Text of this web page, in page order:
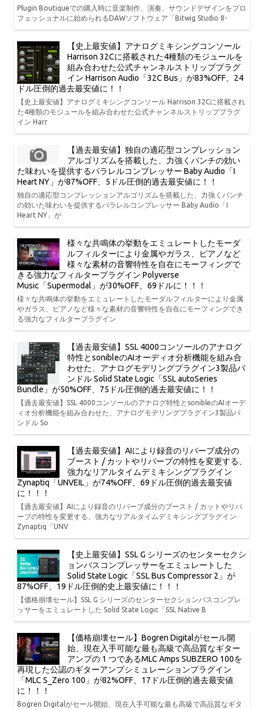
Plugin Boutiqueでの購入時に音楽制作、演奏、サウンドデザインをプロ
フェッショナルに始められるDAWソフトウェア「Bitwig Studio 8-
【史上最安値】アナログミキシングコンソール
Harrison 32Cに搭載された4種類のモジュールを
組み合わせた公式チャンネルストリッププラグ
イン Harrison Audio「32C Bus」が83%OFF、24
ドル圧倒的過去最安値に！！
【史上最安値】アナログミキシングコンソール Harrison 32Cに搭載され
た4種類のモジュールを組み合わせた公式チャンネルストリッププラグ
イン Harr
【過去最安値】独自の適応型コンプレッション
アルゴリズムを搭載した、力強くパンチの効い
た味わいを提供するパラレルコンプレッサー Baby Audio「I
Heart NY」が87%OFF、5ドル圧倒的過去最安値に！！
独自の適応型コンプレッションアルゴリズムを搭載した、力強くパンチ
の効いた味わいを提供するパラレルコンプレッサー Baby Audio「I
Heart NY」が
様々な共鳴体の挙動をエミュレートしたモーダ
ルフィルターにより金属やガラス、ピアノなど
様々な素材の音響特性を自在にモーフィングで
きる強力なフィルタープラグイン Polyverse
Music「Supermodal」が30%OFF、69ドルに！！！
様々な共鳴体の挙動をエミュレートしたモーダルフィルターにより金属
やガラス、ピアノなど様々な素材の音響特性を自在にモーフィングでき
る強力なフィルタープラグイン
【過去最安値】SSL 4000コンソールのアナログ
特性とsonibleのAIオーディオ分析機能を組み合
わせた、アナログモデリングプラグイン3製品バ
ンドル Solid State Logic「SSL autoSeries
Bundle」が50%OFF、75ドル圧倒的過去最安値に！！
【過去最安値】SSL 4000コンソールのアナログ特性とsonibleのAIオーデ
ィオ分析機能を組み合わせた、アナログモデリングプラグイン3製品バ
ンドル So
【過去最安値】AIにより録音のリバーブ成分の
ブースト / カットやリバーブの特性を変更する、
強力なリアルタイムデミキシングプラグイン
Zynaptiq「UNVEIL」が74%OFF、69ドル圧倒的過去最安値
に！！！
【過去最安値】AIにより録音のリバーブ成分のブースト / カットやリバ
ーブの特性を変更する、強力なリアルタイムデミキシングプラグイン
Zynaptiq「UNV
【史上最安値】SSL G シリーズのセンターセクシ
ョンバスコンプレッサーをエミュレートした
Solid State Logic「SSL Bus Compressor 2」が
87%OFF、19ドル圧倒的史上最安値に！！！
【価格崩壊セール】SSL G シリーズのセンターセクションバスコンプレ
ッサーをエミュレートした Solid State Logic「SSL Native B
【価格崩壊セール】Bogren Digitalがセール開
始、現在入手可能な最も高級で高品質なギター
アンプの 1 つであるMLC Amps SUBZERO 100を
再現した公認のギターアンプシミュレーションプラグイン
「MLC S_Zero 100」が82%OFF、17ドル圧倒的過去最安値
に！！！
Bogren Digitalがセール開始、現在入手可能な最も高級で高品質なギタ